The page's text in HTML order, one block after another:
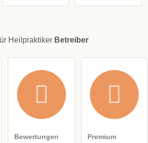
Heilpraktiker Betreiber
Bewertungen
Premium